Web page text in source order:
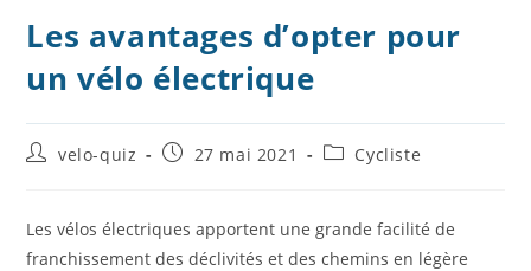
Les avantages d’opter pour
un vélo électrique
Auteur/autrice
publication :
velo-quiz
Publication
27 mai 2021
PostCycliste
Les vélos électriques apportent une grande facilité de
franchissement des déclivités et des chemins en légère